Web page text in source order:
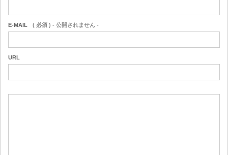
E-MAIL ( 必須 ) - 公開されません -
URL